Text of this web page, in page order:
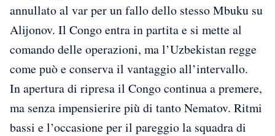
annullato al var per un fallo dello stesso Mbuku su
Alijonov. Il Congo entra in partita e si mette al
comando delle operazioni, ma l’Uzbekistan regge
come può e conserva il vantaggio all’intervallo.
In apertura di ripresa il Congo continua a premere,
ma senza impensierire più di tanto Nematov. Ritmi
bassi e l’occasione per il pareggio la squadra di